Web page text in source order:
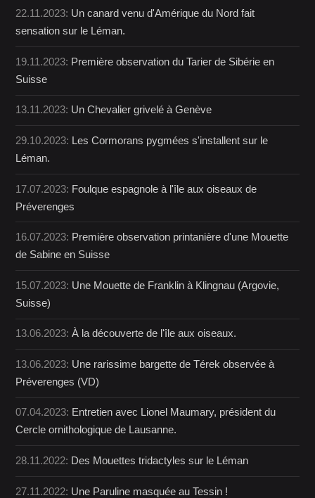
22.11.2023: Un canard venu d'Amérique du Nord fait
sensation sur le Léman.
19.11.2023: Première observation du Tarier de Sibérie en
Suisse
13.11.2023: Un Chevalier grivelé à Genève
29.10.2023: Les Cormorans pygmées s'installent sur le
Léman.
17.07.2023: Foulque espagnole à l'île aux oiseaux de
Préverenges
16.07.2023: Première observation printanière d'une Mouette
de Sabine en Suisse
15.07.2023: Une Mouette de Franklin à Klingnau (Argovie,
Suisse)
13.06.2023:À la découverte de l'île aux oiseaux.
13.06.2023: Une rarissime bargette de Térek observée à
Préverenges (VD)
07.04.2023: Entretien avec Lionel Maumary, président du
Cercle ornithologique de Lausanne.
28.11.2022: Des Mouettes tridactyles sur le Léman
27.11.2022: Une Paruline masquée au Tessin !